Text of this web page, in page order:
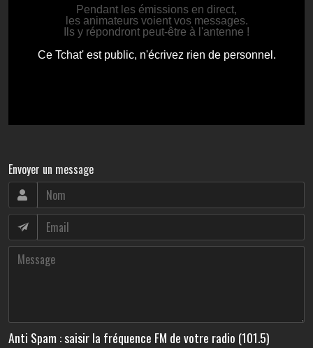
Envoyer un message
Anti Spam : saisir la fréquence FM de votre radio (101.5)